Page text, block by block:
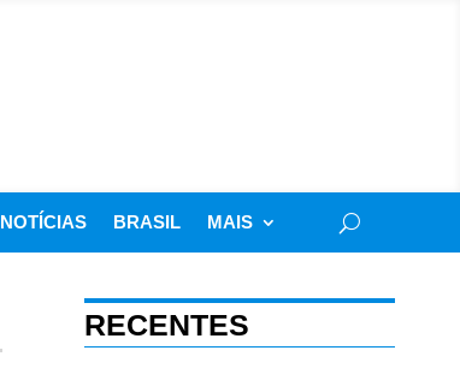
NOTÍCIAS BRASIL MAIS
RECENTES